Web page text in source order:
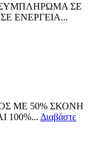
ΣΕ
ΕΝΕΡΓΕΙΑ...
ΜΕ 50% ΣΚΟΝΗ
Διαβάστε